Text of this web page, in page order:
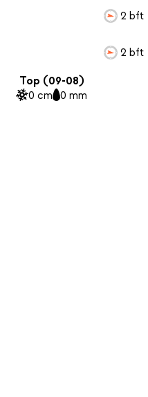
2 bft
2 bft
Top (09-08)
0 cm 0 mm